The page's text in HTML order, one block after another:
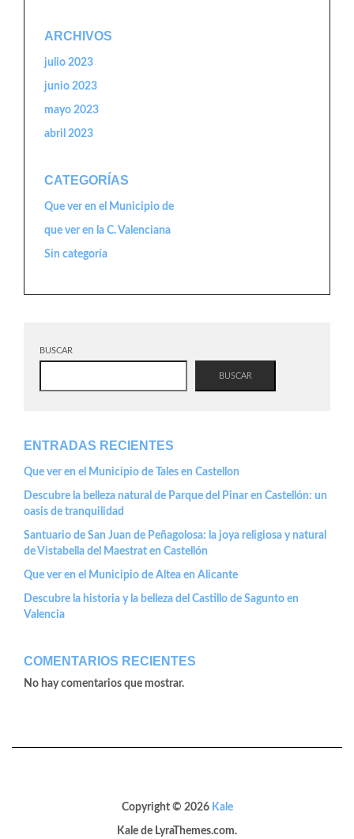
ARCHIVOS
julio 2023
junio 2023
mayo 2023
abril 2023
CATEGORÍAS
Que ver en el Municipio de
que ver en la C. Valenciana
Sin categoría
BUSCAR
BUSCAR
ENTRADAS RECIENTES
Que ver en el Municipio de Tales en Castellon
Descubre la belleza natural de Parque del Pinar en Castellón: un
oasis de tranquilidad
Santuario de San Juan de Peñagolosa: la joya religiosa y natural
de Vistabella del Maestrat en Castellón
Que ver en el Municipio de Altea en Alicante
Descubre la historia y la belleza del Castillo de Sagunto en
Valencia
COMENTARIOS RECIENTES
No hay comentarios que mostrar.
Copyright © 2026 Kale
Kale de LyraThemes.com.